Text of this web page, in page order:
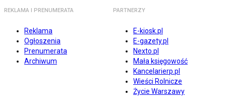
REKLAMA I PRENUMERATA
Reklama
Ogłoszenia
Prenumerata
Archiwum
PARTNERZY
E-kiosk.pl
E-gazety.pl
Nexto.pl
Mała księgowość
Kancelarierp.pl
Wieści Rolnicze
Życie Warszawy